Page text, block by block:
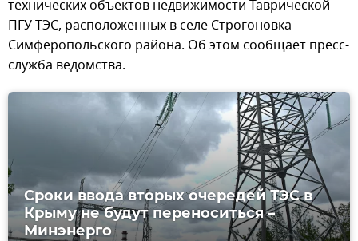
технических объектов недвижимости Таврической
ПГУ-ТЭС, расположенных в селе Строгоновка
Симферопольского района. Об этом сообщает пресс-
служба ведомства.
Сроки ввода вторых очередей ТЭС в
Крыму не будут переноситься –
Минэнерго